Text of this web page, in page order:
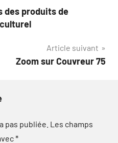
des produits de
Article suivant
Zoom sur Couvreur 75
pas publiée. Les champs
*